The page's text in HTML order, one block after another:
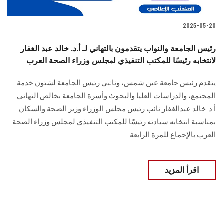
الدراسات العليا
الموظفون
الزائـرون
سجل الان
2025-05-20
رئيس الجامعة والنواب يتقدمون بالتهاني لـ أ.د. خالد عبد الغفار
لانتخابه رئيسًا للمكتب التنفيذي لمجلس وزراء الصحة العرب
يتقدم رئيس جامعة عين شمس، ونائبي رئيس الجامعة لشئون خدمة
المجتمع، والدراسات العليا والبحوث وأسرة الجامعة بخالص التهاني
أ.د. خالد عبدالغفار نائب رئيس مجلس الوزراء وزير الصحة والسكان
بمناسبة انتخابه سيادته رئيسًا للمكتب التنفيذي لمجلس وزراء الصحة
العرب بالإجماع للمرة الرابعة.
اقرأ المزيد